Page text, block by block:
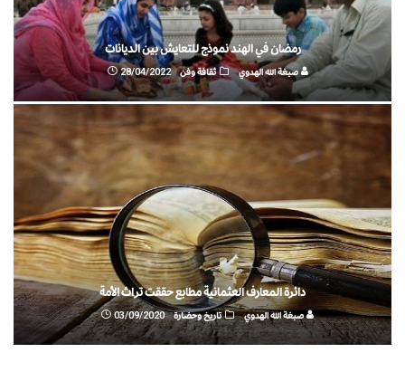
رمضان في الهند نموذج للتعايش بين الديانات
صبغة الله الهدوي ثقافة وفن 28/04/2022
دائرة المعارف العثمانية مطابع حققت تراث الأمة
صبغة الله الهدوي تاريخ وحضارة 03/09/2020